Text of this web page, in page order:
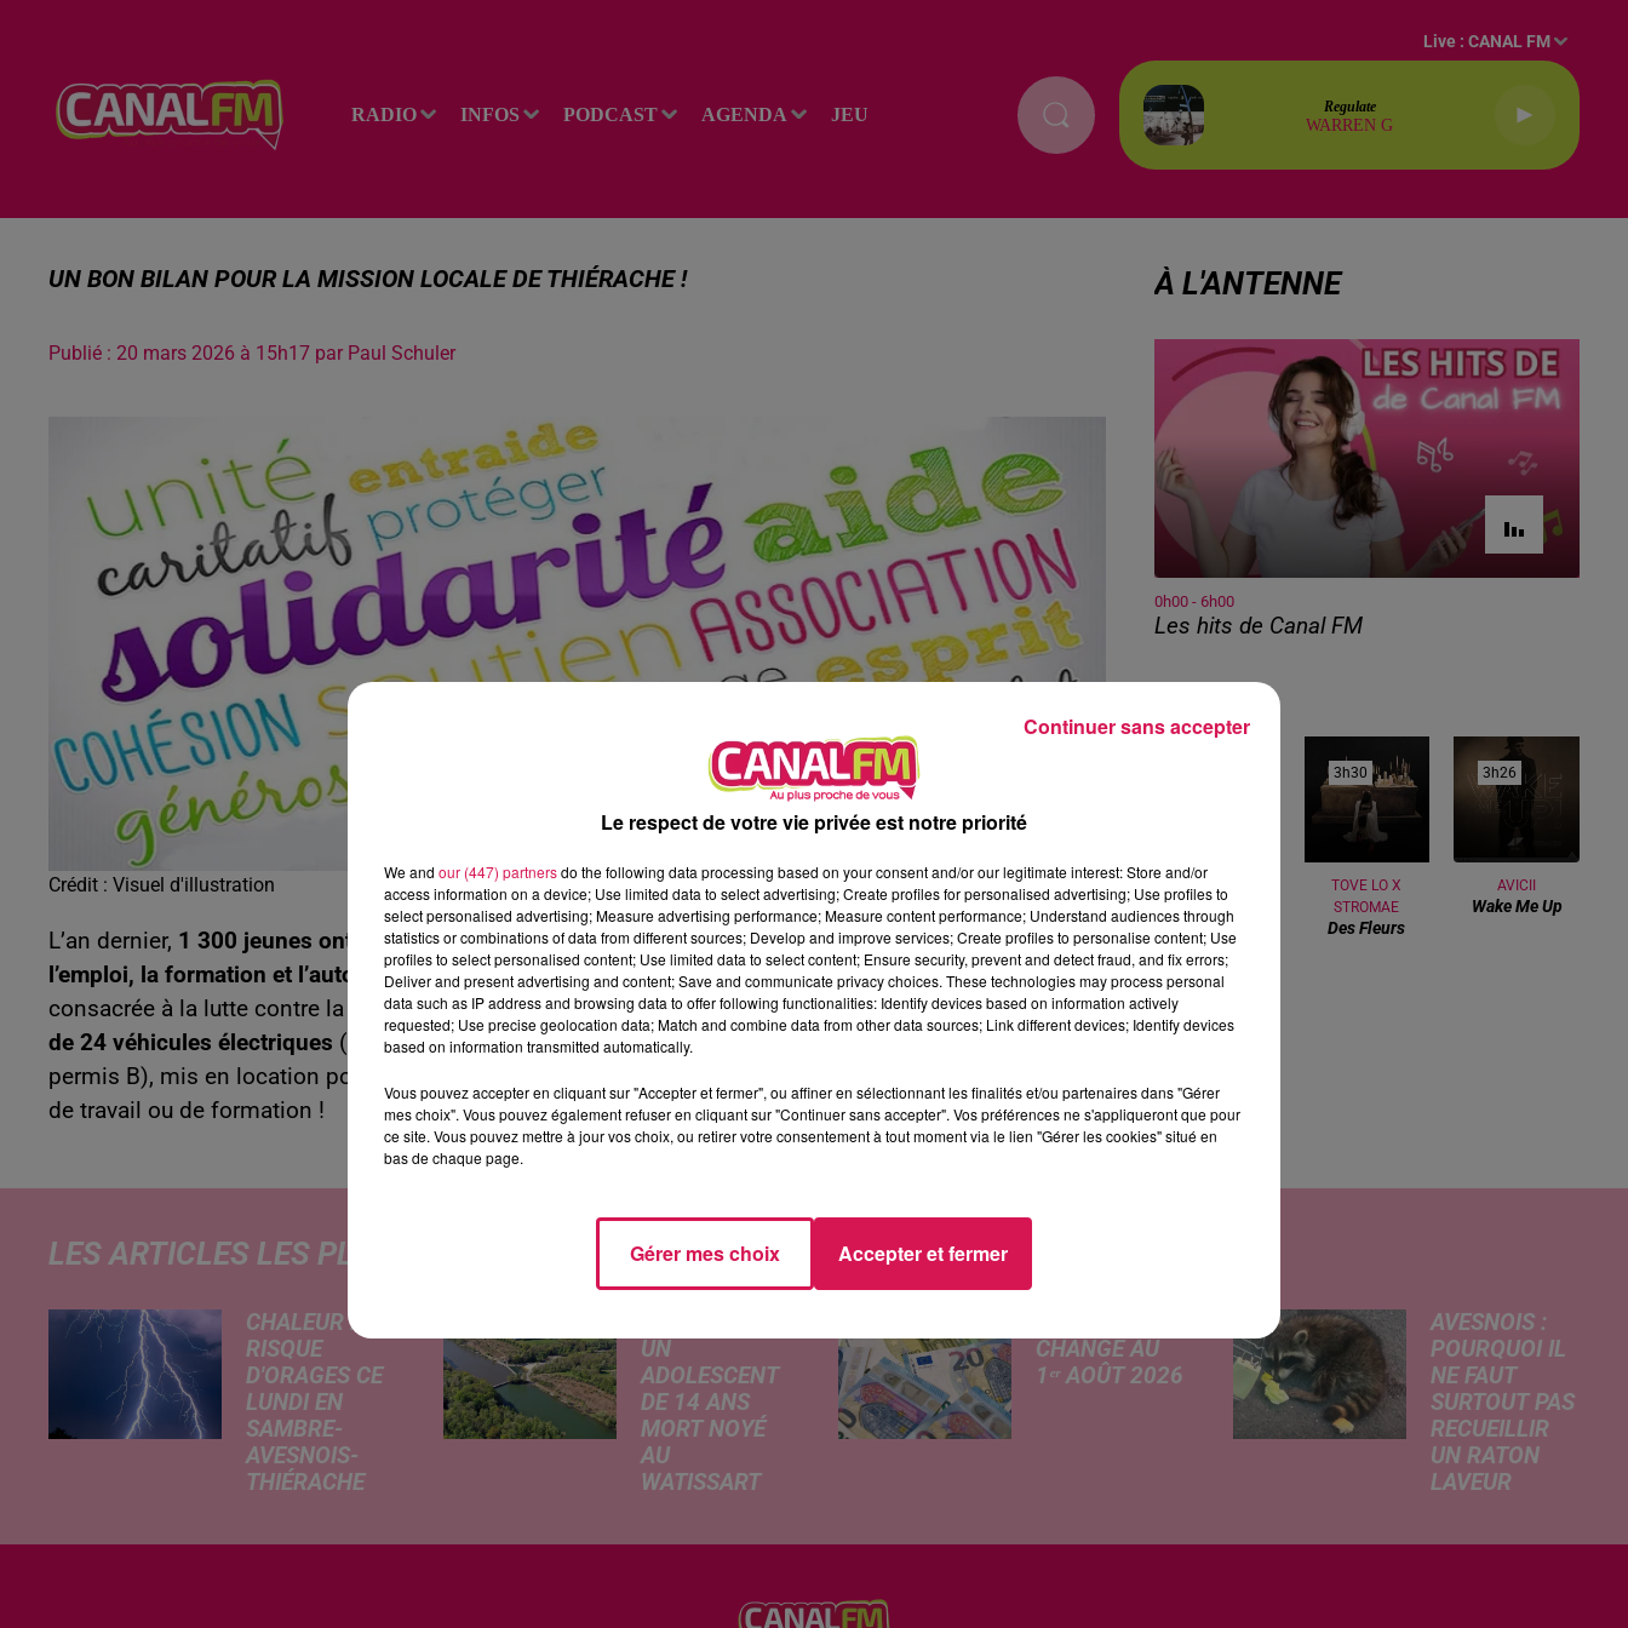
RADIO INFOS PODCAST AGENDA JEU
Live :CANAL FM
Regulate
WARREN G
UN BON BILAN POUR LA MISSION LOCALE DE THIÉRACHE !
Publié : 20 mars 2026 à 15h17 par Paul Schuler
Crédit : Visuel d'illustration
L’an dernier, 1 300 jeunes ont été accompagnés et 653 d’entre eux ont même signé un contrat vers
l’emploi, la formation et l’autonomie.12 jeunes ont aussi été soutenus via une nouvelle action
consacrée à la lutte contre la précarité menstruelle. Enfin, cette mission locale s’est dotée d’’une flotte
de 24 véhicules électriques (8 vélos, 8 scooters et 8 voitures Citroën Ami ne nécessitant pas de
permis B), mis en location pour quelques euros par jours, pour faciliter les déplacements vers un lieu
de travail ou de formation !
À L'ANTENNE
19h00 - 20h00
EVA le soir
20h00 - 22h00
Les hits de Canal FM
0h00 - 6h00
Les hits de Canal FM
WARREN G
Regulate
3h30
3h30
TOVE LO X
STROMAE
Des Fleurs
3h26
3h26
AVICII
Wake Me Up
LES ARTICLES LES PLUS CONSULTÉS
CHALEUR ET
RISQUE
D'ORAGES CE
LUNDI EN
SAMBRE-
AVESNOIS-
THIÉRACHE
UN
ADOLESCENT
DE 14 ANS
MORT NOYÉ
AU
WATISSART
lundi par nos
CHANGE AU
1ᵉʳ AOÛT 2026
de frein sur le
AVESNOIS :
POURQUOI IL
NE FAUT
SURTOUT PAS
RECUEILLIR
UN RATON
LAVEUR
Le respect de votre vie privée est notre priorité
We and our (447) partnersdo the following data processing based on your consent and/or our legitimate interest: Store and/or
access information on a device; Use limited data to select advertising; Create profiles for personalised advertising; Use profiles to
select personalised advertising; Measure advertising performance; Measure content performance; Understand audiences through
statistics or combinations of data from different sources; Develop and improve services; Create profiles to personalise content; Use
profiles to select personalised content; Use limited data to select content; Ensure security, prevent and detect fraud, and fix errors;
Deliver and present advertising and content; Save and communicate privacy choices. These technologies may process personal
data such as IP address and browsing data to offer following functionalities: Identify devices based on information actively
requested; Use precise geolocation data; Match and combine data from other data sources; Link different devices; Identify devices
based on information transmitted automatically.
Vous pouvez accepter en cliquant sur "Accepter et fermer", ou affiner en sélectionnant les finalités et/ou partenaires dans "Gérer
mes choix". Vous pouvez également refuser en cliquant sur "Continuer sans accepter". Vos préférences ne s'appliqueront que pour
ce site. Vous pouvez mettre à jour vos choix, ou retirer votre consentement à tout moment via le lien "Gérer les cookies" situé en
bas de chaque page.
Gérer mes choix Accepter et fermer
Continuer sans accepter